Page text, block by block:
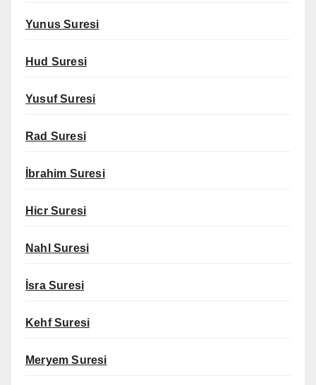
Yunus Suresi
Hud Suresi
Yusuf Suresi
Rad Suresi
İbrahim Suresi
Hicr Suresi
Nahl Suresi
İsra Suresi
Kehf Suresi
Meryem Suresi